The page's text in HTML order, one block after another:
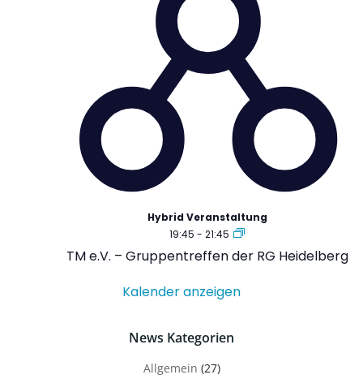
Hybrid Veranstaltung
19:45 - 21:45
TM e.V. – Gruppentreffen der RG Heidelberg
Kalender anzeigen
News Kategorien
Allgemein (27)